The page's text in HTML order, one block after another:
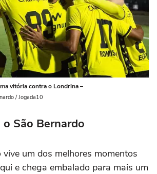
vitória contra o Londrina –
/ Jogada10
São Bernardo
vive um dos melhores momentos
e chega embalado para mais um